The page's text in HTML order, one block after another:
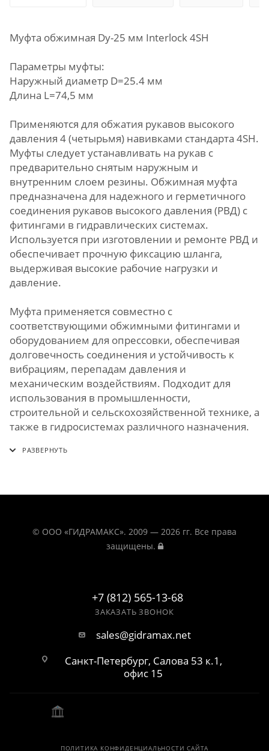
Муфта обжимная Dу-25 мм Interlock 4SH
Параметры муфты:
Наружный диаметр D=25.4 мм
Длина L=74,5 мм
Применяются для обжатия рукавов высокого
давления 4 (четырьмя) навивками стандарта 4SH.
Муфты следует устанавливать на рукав с
предварительно снятым наружным и
внутренним слоем резины. Обжимная муфта
предназначена для надежного и герметичного
соединения рукавов высокого давления (РВД) с
фитингами в гидравлических системах.
Используется при изготовлении и ремонте РВД и
обеспечивает прочную фиксацию шланга,
выдерживая высокие рабочие нагрузки и
давление.
Муфта применяется совместно с
соответствующими обжимными фитингами и
оборудованием для опрессовки, обеспечивая
долговечность соединения и устойчивость к
вибрациям, перепадам давления и
механическим воздействиям. Подходит для
использования в промышленности,
строительной и сельскохозяйственной технике, а
также в гидросистемах различного назначения.
© ООО «ГИДРАМАКС». 2009 — 2026 гг. Все права
защищены.
+7 (812) 565-13-68
ЗАКАЗАТЬ ЗВОНОК
sales@gidramax.net
Санкт-Петербург, Салова 53 к.1,
офис 15
ПОЛИТИКА КОНФИДЕНЦИАЛЬНОСТИ САЙТА